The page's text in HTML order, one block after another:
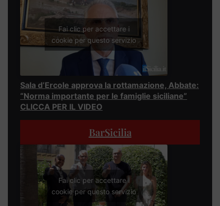
Fai clic per accettare i
cookie per questo servizio
Sala d’Ercole approva la rottamazione, Abbate:
“Norma importante per le famiglie siciliane”
CLICCA PER IL VIDEO
BarSicilia
Fai clic per accettare i
cookie per questo servizio